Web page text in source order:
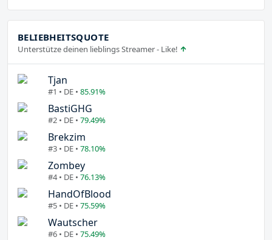
BELIEBHEITSQUOTE
Unterstütze deinen lieblings Streamer - Like!
Tjan
#1 • DE • 85.91%
BastiGHG
#2 • DE • 79.49%
Brekzim
#3 • DE • 78.10%
Zombey
#4 • DE • 76.13%
HandOfBlood
#5 • DE • 75.59%
Wautscher
#6 • DE • 75.49%